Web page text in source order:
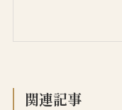
関連記事